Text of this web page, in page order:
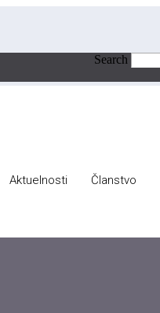
Search
Aktuelnosti Članstvo